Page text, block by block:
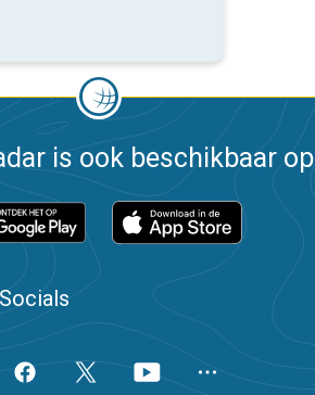
is ook beschikbaar op
Socials